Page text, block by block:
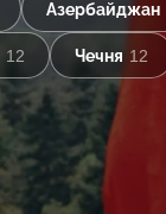
Азербайджан
12 Чечня 12